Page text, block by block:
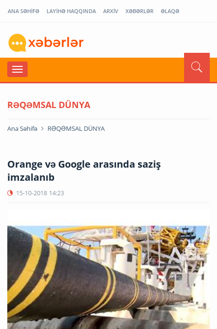
ANA SƏHİFƏ LAYİHƏ HAQQINDA ARXİV XƏBƏRLƏR ƏLAQƏ
RƏQƏMSAL DÜNYA
Ana Səhifə RƏQƏMSAL DÜNYA
Orange və Google arasında saziş
imzalanıb
15-10-2018 14:23